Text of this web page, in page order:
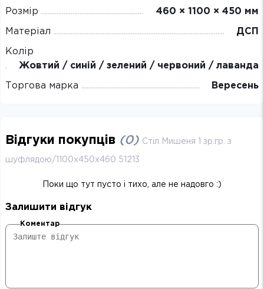
Розмір 460 × 1100 × 450 мм
Матеріал ДСП
Колір
Жовтий / синій / зелений / червоний / лаванда
Торгова марка Вересень
Відгуки покупців (0) Стіл Мишеня 1 зр.гр. з
шуфлядою/1100х450х460 51213
Поки що тут пусто і тихо, але не надовго :)
Залишити відгук
Коментар